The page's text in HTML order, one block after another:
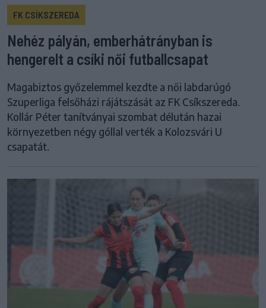
FK CSÍKSZEREDA
Nehéz pályán, emberhátrányban is
hengerelt a csíki női futballcsapat
Magabiztos győzelemmel kezdte a női labdarúgó
Szuperliga felsőházi rájátszását az FK Csíkszereda.
Kollár Péter tanítványai szombat délután hazai
környezetben négy góllal verték a Kolozsvári U
csapatát.